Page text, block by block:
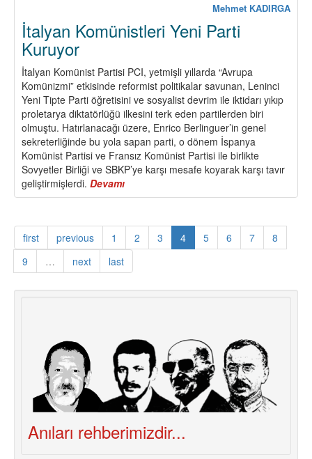
Mehmet KADIRGA
İtalyan Komünistleri Yeni Parti
Kuruyor
İtalyan Komünist Partisi PCI, yetmişli yıllarda “Avrupa
Komünizmi” etkisinde reformist politikalar savunan, Leninci
Yeni Tipte Parti öğretisini ve sosyalist devrim ile iktidarı yıkıp
proletarya diktatörlüğü ilkesini terk eden partilerden biri
olmuştu. Hatırlanacağı üzere, Enrico Berlinguer’in genel
sekreterliğinde bu yola sapan parti, o dönem İspanya
Komünist Partisi ve Fransız Komünist Partisi ile birlikte
Sovyetler Birliği ve SBKP’ye karşı mesafe koyarak karşı tavır
geliştirmişlerdi. Devamı
İtalyan
Yeni
Parti
Kuruyor
first previous 1 2 3 4 5 6 7
8
9
… next last
Anıları rehberimizdir...